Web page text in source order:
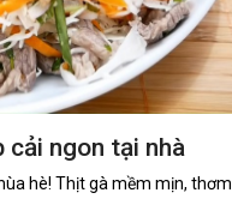
cải ngon tại nhà
hè! Thịt gà mềm mịn, thơm